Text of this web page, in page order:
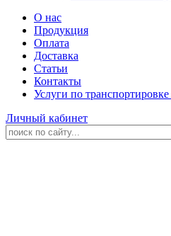
О нас
Продукция
Оплата
Доставка
Статьи
Контакты
Услуги по
Личный кабинет